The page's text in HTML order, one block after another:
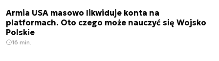
Armia USA masowo likwiduje konta na
platformach. Oto czego może nauczyć się Wojsko
Polskie
16 min.